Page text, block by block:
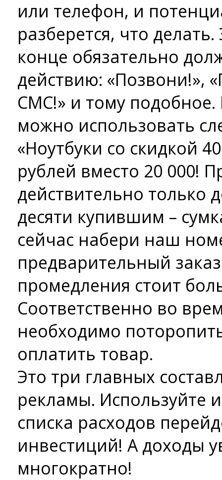
или телефон, и
разберется, что
конце обязательно
действию: «Позвони!»,
СМС!» и тому
можно использовать
«Ноутбуки со скидкой
рублей вместо 20 000!
действительно только
десяти купившим –
сейчас набери наш
предварительный
промедления стоит
Соответственно во
необходимо
оплатить товар.
Это три главных
рекламы. Используйте
списка расходов
инвестиций! А доходы
многократно!